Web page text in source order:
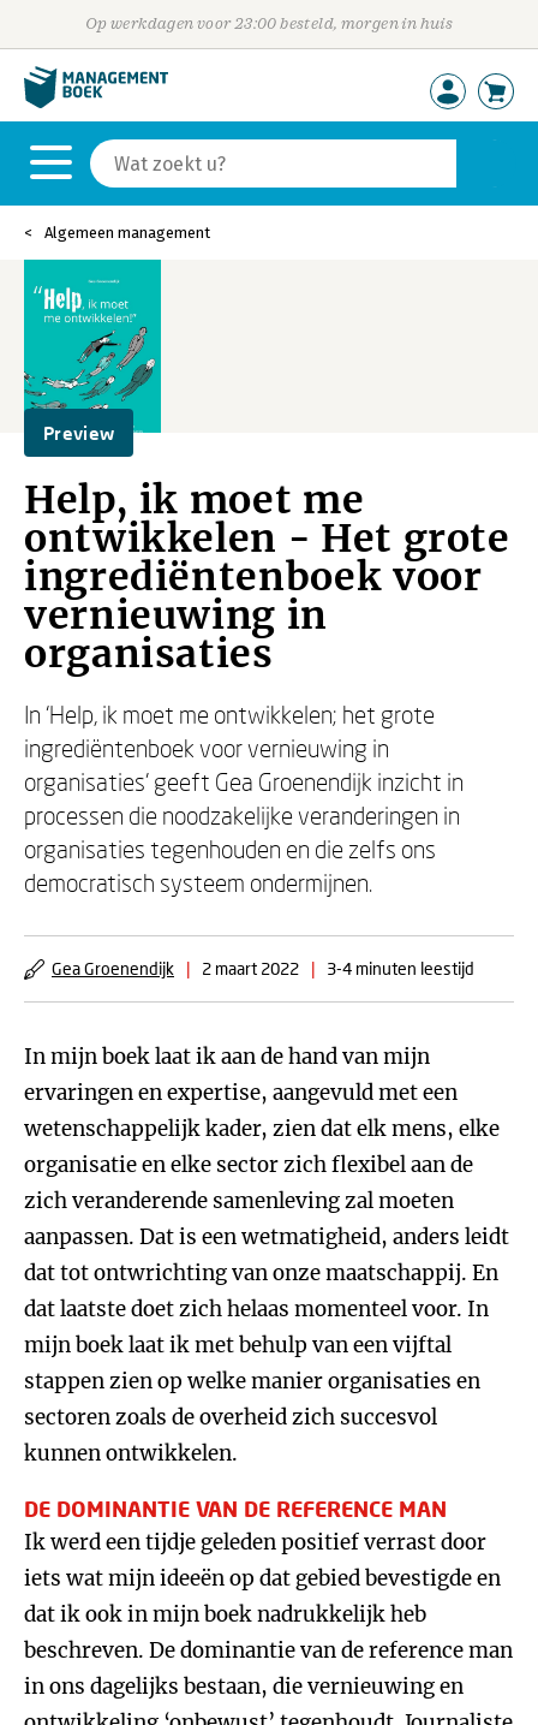
Op werkdagen voor 23:00 besteld, morgen in huis
Algemeen management
Preview
Help, ik moet me
ontwikkelen - Het grote
ingrediëntenboek voor
vernieuwing in
organisaties
In ‘Help, ik moet me ontwikkelen; het grote
ingrediëntenboek voor vernieuwing in
organisaties’ geeft Gea Groenendijk inzicht in
processen die noodzakelijke veranderingen in
organisaties tegenhouden en die zelfs ons
democratisch systeem ondermijnen.
Gea Groenendijk | 2 maart 2022 | 3-4 minuten leestijd
In mijn boek laat ik aan de hand van mijn
ervaringen en expertise, aangevuld met een
wetenschappelijk kader, zien dat elk mens, elke
organisatie en elke sector zich flexibel aan de
zich veranderende samenleving zal moeten
aanpassen. Dat is een wetmatigheid, anders leidt
dat tot ontwrichting van onze maatschappij. En
dat laatste doet zich helaas momenteel voor. In
mijn boek laat ik met behulp van een vijftal
stappen zien op welke manier organisaties en
sectoren zoals de overheid zich succesvol
kunnen ontwikkelen.
DE DOMINANTIE VAN DE REFERENCE MAN
Ik werd een tijdje geleden positief verrast door
iets wat mijn ideeën op dat gebied bevestigde en
dat ik ook in mijn boek nadrukkelijk heb
beschreven. De dominantie van de reference man
in ons dagelijks bestaan, die vernieuwing en